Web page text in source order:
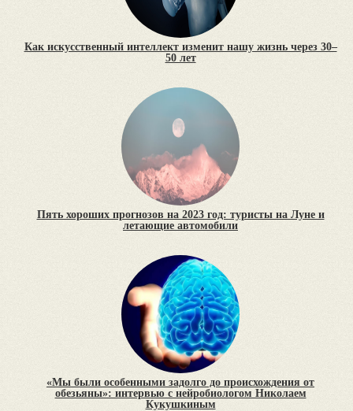
Как искусственный интеллект изменит нашу жизнь через 30–
50 лет
Пять хороших прогнозов на 2023 год: туристы на Луне и
летающие автомобили
«Мы были особенными задолго до происхождения от
обезьяны»: интервью с нейробиологом Николаем
Кукушкиным